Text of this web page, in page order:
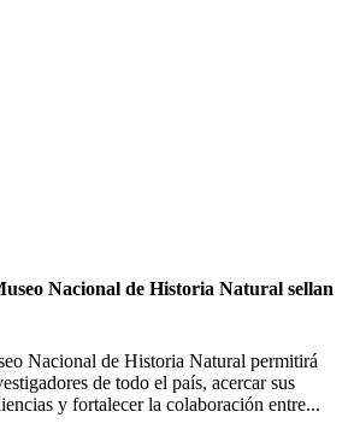
Nacional de Historia Natural sellan
Nacional de Historia Natural permitirá
de todo el país, acercar sus
y fortalecer la colaboración entre...